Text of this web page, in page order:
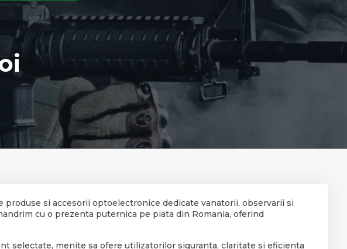
si accesorii optoelectronice dedicate vanatorii, observarii si
cu o prezenta puternica pe piata din Romania, oferind
selectate, menite sa ofere utilizatorilor siguranta, claritate si eficienta